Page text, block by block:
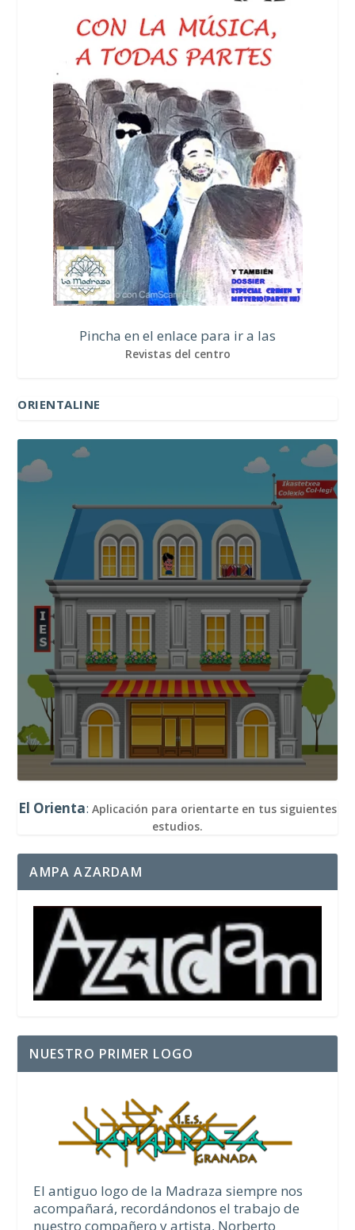
Pincha en el enlace para ir a las
Revistas del centro
ORIENTALINE
El Orienta: Aplicación para orientarte en tus siguientes
estudios.
AMPA AZARDAM
NUESTRO PRIMER LOGO
El antiguo logo de la Madraza siempre nos
acompañará, recordándonos el trabajo de
nuestro compañero y artista, Norberto